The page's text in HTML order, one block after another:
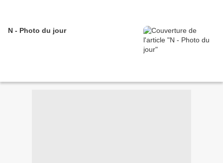
N - Photo du jour